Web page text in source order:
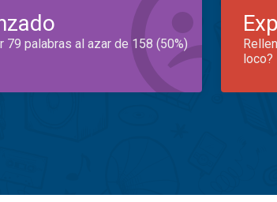
79 palabras al azar de 158 (50%)
loco?